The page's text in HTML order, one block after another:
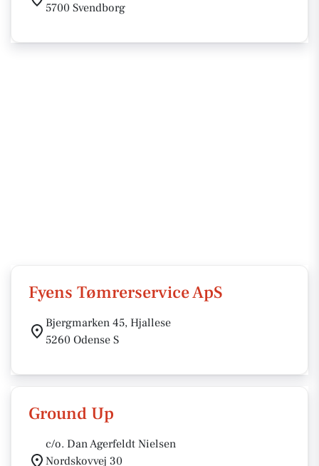
5700 Svendborg
Fyens Tømrerservice ApS
Bjergmarken 45, Hjallese
5260 Odense S
Ground Up
c/o. Dan Agerfeldt Nielsen
Nordskovvej 30